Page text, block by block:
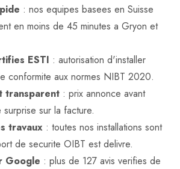
: nos equipes basees en Suisse
en moins de 45 minutes a Gryon et
ESTI : autorisation d'installer
conformite aux normes NIBT 2020.
transparent : prix annonce avant
sur la facture.
travaux : toutes nos installations sont
de securite OIBT est delivre.
Google : plus de 127 avis verifies de